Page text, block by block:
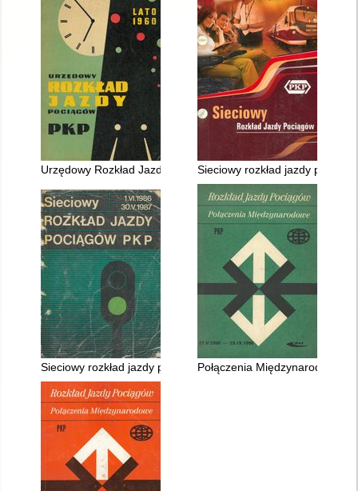
Urzędowy Rozkład Jazdy ważny 29.V. - 1.X.1960 r
Sieciowy rozkład jazdy
Sieciowy rozkład jazdy pociągów PKP ważny 1.VI.1986 -
Połączenia Międzynarodowe